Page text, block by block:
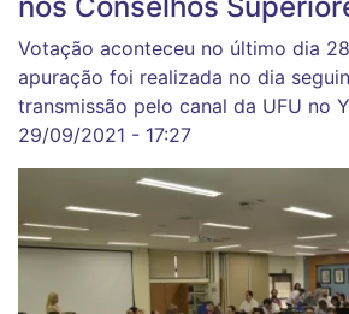
Votação aconteceu no último dia
apuração foi realizada no dia
transmissão pelo canal da UFU no
29/09/2021 - 17:27